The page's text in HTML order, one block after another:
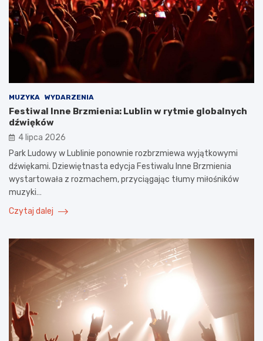
MUZYKA WYDARZENIA
Festiwal Inne Brzmienia: Lublin w rytmie globalnych
dźwięków
4 lipca 2026
Park Ludowy w Lublinie ponownie rozbrzmiewa wyjątkowymi
dźwiękami. Dziewiętnasta edycja Festiwalu Inne Brzmienia
wystartowała z rozmachem, przyciągając tłumy miłośników
muzyki…
Czytaj dalej